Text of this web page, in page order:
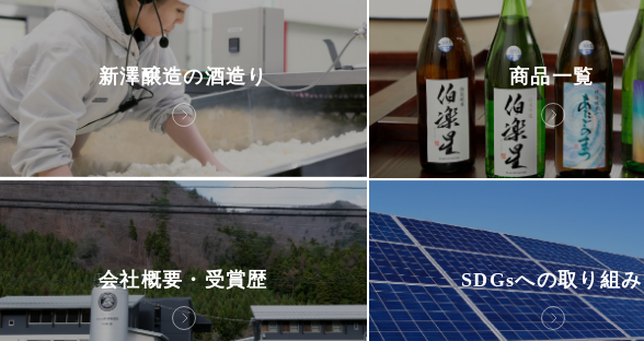
新澤醸造の酒造り 商品一覧
会社概要・受賞歴 SDGsへの取り組み